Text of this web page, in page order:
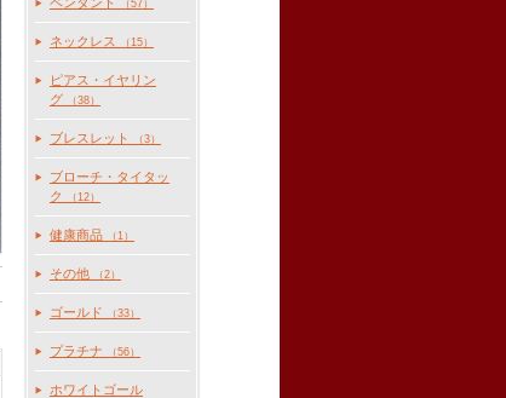
（57）
ネックレス （15）
ピアス・イヤリン
グ （38）
ブレスレット （3）
ブローチ・タイタッ
ク
（12）
健康商品 （1）
その他 （2）
ゴールド （33）
プラチナ （56）
ホワイトゴール